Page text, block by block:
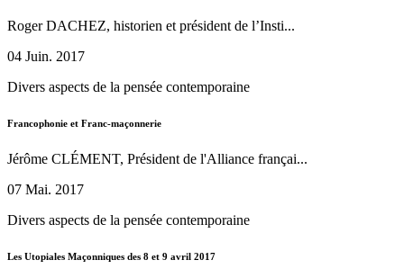
Roger DACHEZ, historien et président de l’Insti...
04 Juin. 2017
Divers aspects de la pensée contemporaine
Francophonie et Franc-maçonnerie
Jérôme CLÉMENT, Président de l'Alliance françai...
07 Mai. 2017
Divers aspects de la pensée contemporaine
Les Utopiales Maçonniques des 8 et 9 avril 2017